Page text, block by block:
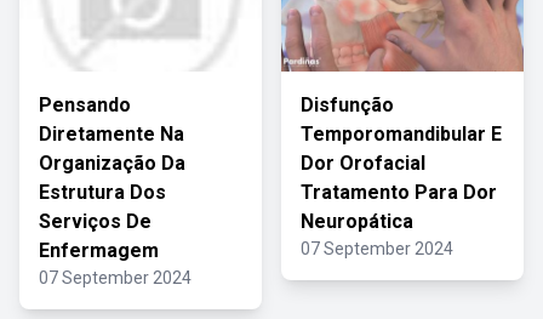
Pensando
Diretamente Na
Organização Da
Estrutura Dos
Serviços De
Enfermagem
07 September 2024
Disfunção
Temporomandibular E
Dor Orofacial
Tratamento Para Dor
Neuropática
07 September 2024